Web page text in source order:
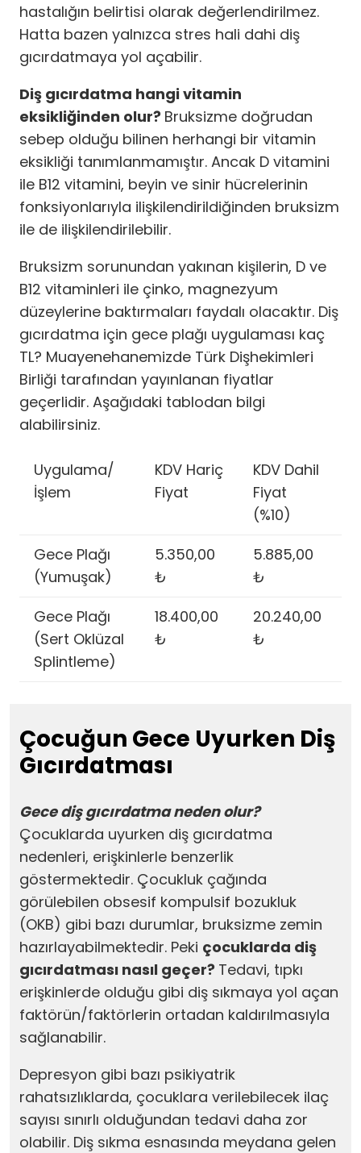
hastalığın belirtisi olarak değerlendirilmez.
Hatta bazen yalnızca stres hali dahi diş
gıcırdatmaya yol açabilir.
Diş gıcırdatma hangi vitamin
eksikliğinden olur? Bruksizme doğrudan
sebep olduğu bilinen herhangi bir vitamin
eksikliği tanımlanmamıştır. Ancak D vitamini
ile B12 vitamini, beyin ve sinir hücrelerinin
fonksiyonlarıyla ilişkilendirildiğinden bruksizm
ile de ilişkilendirilebilir.
Bruksizm sorunundan yakınan kişilerin, D ve
B12 vitaminleri ile çinko, magnezyum
düzeylerine baktırmaları faydalı olacaktır. Diş
gıcırdatma için gece plağı uygulaması kaç
TL? Muayenehanemizde Türk Dişhekimleri
Birliği tarafından yayınlanan fiyatlar
geçerlidir. Aşağıdaki tablodan bilgi
alabilirsiniz.
Uygulama/
İşlem
KDV Hariç
Fiyat
KDV Dahil
Fiyat
(%10)
Gece Plağı
(Yumuşak)
5.350,00
₺
5.885,00
₺
Gece Plağı
(Sert Oklüzal
Splintleme)
18.400,00
₺
20.240,00
₺
Çocuğun Gece Uyurken Diş
Gıcırdatması
Gece diş gıcırdatma neden olur?
Çocuklarda uyurken diş gıcırdatma
nedenleri, erişkinlerle benzerlik
göstermektedir. Çocukluk çağında
görülebilen obsesif kompulsif bozukluk
(OKB) gibi bazı durumlar, bruksizme zemin
hazırlayabilmektedir. Peki çocuklarda diş
gıcırdatması nasıl geçer? Tedavi, tıpkı
erişkinlerde olduğu gibi diş sıkmaya yol açan
faktörün/faktörlerin ortadan kaldırılmasıyla
sağlanabilir.
Depresyon gibi bazı psikiyatrik
rahatsızlıklarda, çocuklara verilebilecek ilaç
sayısı sınırlı olduğundan tedavi daha zor
olabilir. Diş sıkma esnasında meydana gelen